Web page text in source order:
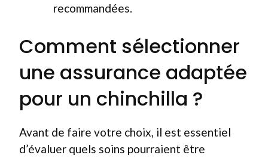
recommandées.
Comment sélectionner
une assurance adaptée
pour un chinchilla ?
Avant de faire votre choix, il est essentiel
d’évaluer quels soins pourraient être